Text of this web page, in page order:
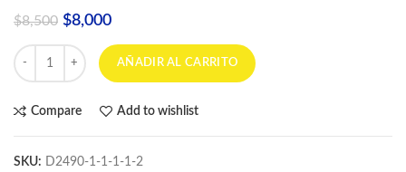
$8,500 El
original
era:
$8,000El
actual
es:
CHOCOLATE FELICCI DOBLE CORAZON DORADO X 5 UND
AÑADIR AL CARRITO
Compare Add to wishlist
SKU: D2490-1-1-1-1-2